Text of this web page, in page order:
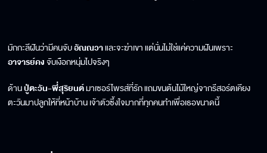
มักกะลีฝันว่ามีคนจับอัณณวาและจะฆ่าเขา แต่นั่นไม่ใช่แค่ความฝันเพราะ
อาจารย์คงจับเงือกหนุ่มไปจริงๆ
ด้านปู่ตะวัน-พี่สุริยนต์มาเซอร์ไพรส์ที่รัก แถมขนต้นไม้ใหญ่จากรีสอร์ตเคียง
ตะวันมาปลูกให้ที่หน้าบ้าน เจ้าตัวซึ้งใจมากที่ทุกคนทำเพื่อเธอขนาดนี้